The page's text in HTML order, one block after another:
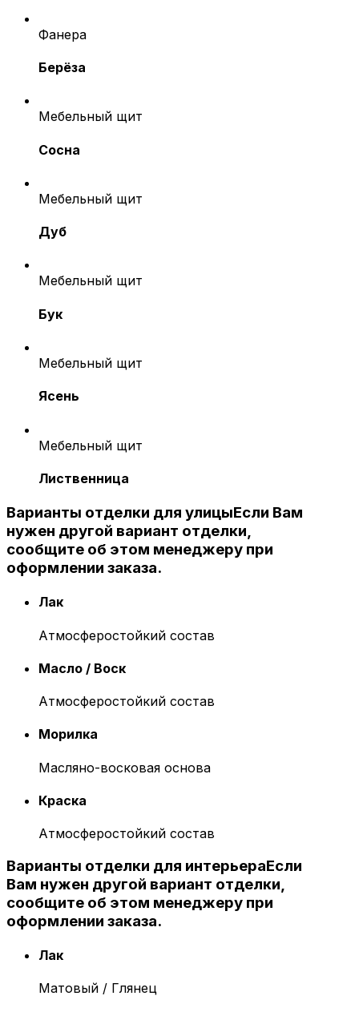
Фанера
Берёза
Мебельный щит
Сосна
Мебельный щит
Дуб
Мебельный щит
Бук
Мебельный щит
Ясень
Мебельный щит
Лиственница
Варианты отделки для улицыЕсли Вам
нужен другой вариант отделки,
сообщите об этом менеджеру при
оформлении заказа.
Лак
Атмосферостойкий состав
Масло / Воск
Атмосферостойкий состав
Морилка
Масляно-восковая основа
Краска
Атмосферостойкий состав
Варианты отделки для интерьераЕсли
Вам нужен другой вариант отделки,
сообщите об этом менеджеру при
оформлении заказа.
Лак
Матовый / Глянец